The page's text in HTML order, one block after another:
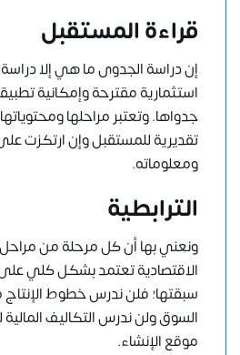
قراءة المستقبل
إندراسة الجدوىما هي إلا
استثمارية مقترحة وإمكانية
جدواها. وتعتبر مراحلها
تقديرية للمستقبل وإن ارتكزت
ومعلوماته.
الترابطية
ونعني بها أن كل مرحلة من
الاقتصادية تعتمد بشكل كلي
سبقتها؛ فلن ندرس خطوط الإنتاج
السوق ولن ندرس التكاليف
موقع الإنشاء.